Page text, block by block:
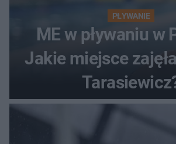
PŁYWANIE
ME w pływaniu w
Jakie miejsce